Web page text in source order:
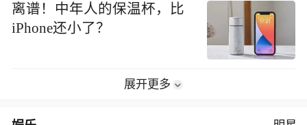
离谱！中年人的保温杯，比
iPhone还小了？
展开更多